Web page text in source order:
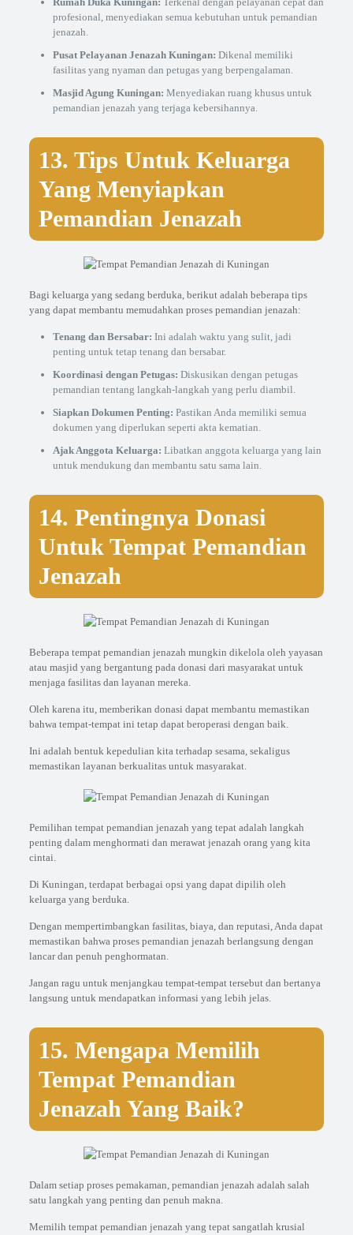
profesional, menyediakan semua kebutuhan untuk pemandian
jenazah.
Pusat Pelayanan Jenazah Kuningan: Dikenal memiliki
fasilitas yang nyaman dan petugas yang berpengalaman.
Masjid Agung Kuningan: Menyediakan ruang khusus untuk
pemandian jenazah yang terjaga kebersihannya.
13. Tips Untuk Keluarga
Yang Menyiapkan
Pemandian Jenazah
Bagi keluarga yang sedang berduka, berikut adalah beberapa tips
yang dapat membantu memudahkan proses pemandian jenazah:
Tenang dan Bersabar: Ini adalah waktu yang sulit, jadi
penting untuk tetap tenang dan bersabar.
Koordinasi dengan Petugas: Diskusikan dengan petugas
pemandian tentang langkah-langkah yang perlu diambil.
Siapkan Dokumen Penting: Pastikan Anda memiliki semua
dokumen yang diperlukan seperti akta kematian.
Ajak Anggota Keluarga: Libatkan anggota keluarga yang lain
untuk mendukung dan membantu satu sama lain.
14. Pentingnya Donasi
Untuk Tempat Pemandian
Jenazah
Beberapa tempat pemandian jenazah mungkin dikelola oleh yayasan
atau masjid yang bergantung pada donasi dari masyarakat untuk
menjaga fasilitas dan layanan mereka.
Oleh karena itu, memberikan donasi dapat membantu memastikan
bahwa tempat-tempat ini tetap dapat beroperasi dengan baik.
Ini adalah bentuk kepedulian kita terhadap sesama, sekaligus
memastikan layanan berkualitas untuk masyarakat.
Pemilihan tempat pemandian jenazah yang tepat adalah langkah
penting dalam menghormati dan merawat jenazah orang yang kita
cintai.
Di Kuningan, terdapat berbagai opsi yang dapat dipilih oleh
keluarga yang berduka.
Dengan mempertimbangkan fasilitas, biaya, dan reputasi, Anda dapat
memastikan bahwa proses pemandian jenazah berlangsung dengan
lancar dan penuh penghormatan.
Jangan ragu untuk menjangkau tempat-tempat tersebut dan bertanya
langsung untuk mendapatkan informasi yang lebih jelas.
15. Mengapa Memilih
Tempat Pemandian
Jenazah Yang Baik?
Dalam setiap proses pemakaman, pemandian jenazah adalah salah
satu langkah yang penting dan penuh makna.
Memilih tempat pemandian jenazah yang tepat sangatlah krusial